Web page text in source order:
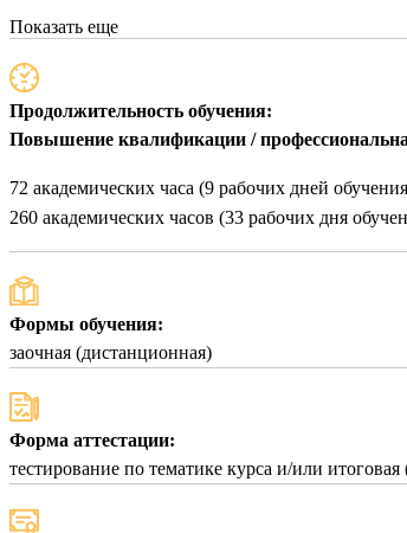
Показать еще
Продолжительность обучения:
Повышение квалификации /
72 академических часа (9 рабочих дней
260 академических часов (33 рабочих дня
Формы обучения:
заочная (дистанционная)
Форма аттестации:
тестирование по тематике курса и/или итоговая